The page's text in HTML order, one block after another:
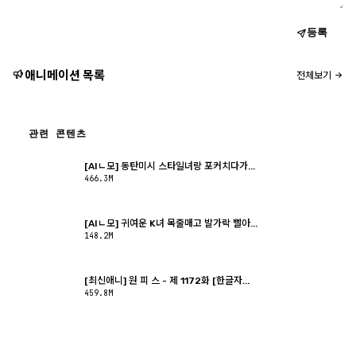
등록
애니메이션 목록 전체보기
관련 콘텐츠
[AIㄴ모] 동탄미시 스타일녀랑 포커치다가...
466.3M
[AIㄴ모] 귀여운 K녀 목줄매고 발가락 빨아...
148.2M
[최신애니] 원 피 스 - 제 1172화 [한글자...
459.8M